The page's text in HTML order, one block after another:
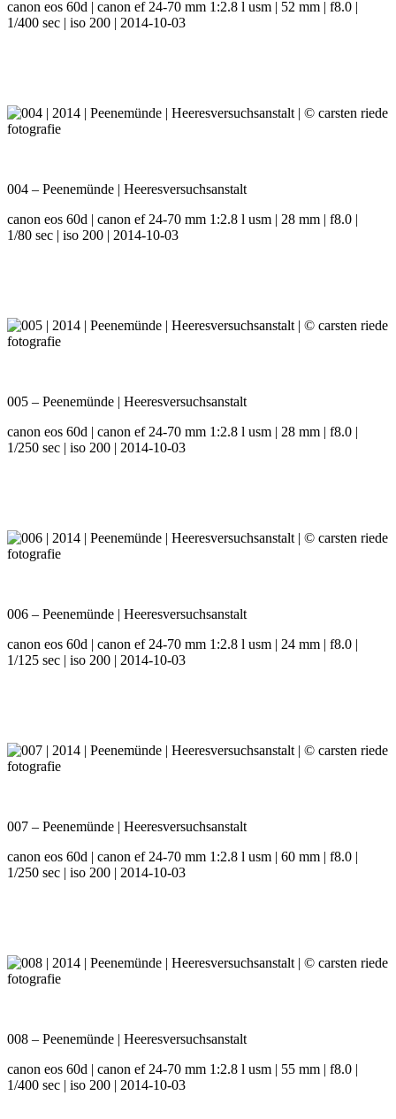
canon eos 60d | canon ef 24-70 mm 1:2.8 l usm | 52 mm | f8.0 |
1/400 sec | iso 200 | 2014-10-03
004 – Peenemünde | Heeresversuchsanstalt
canon eos 60d | canon ef 24-70 mm 1:2.8 l usm | 28 mm | f8.0 |
1/80 sec | iso 200 | 2014-10-03
005 – Peenemünde | Heeresversuchsanstalt
canon eos 60d | canon ef 24-70 mm 1:2.8 l usm | 28 mm | f8.0 |
1/250 sec | iso 200 | 2014-10-03
006 – Peenemünde | Heeresversuchsanstalt
canon eos 60d | canon ef 24-70 mm 1:2.8 l usm | 24 mm | f8.0 |
1/125 sec | iso 200 | 2014-10-03
007 – Peenemünde | Heeresversuchsanstalt
canon eos 60d | canon ef 24-70 mm 1:2.8 l usm | 60 mm | f8.0 |
1/250 sec | iso 200 | 2014-10-03
008 – Peenemünde | Heeresversuchsanstalt
canon eos 60d | canon ef 24-70 mm 1:2.8 l usm | 55 mm | f8.0 |
1/400 sec | iso 200 | 2014-10-03